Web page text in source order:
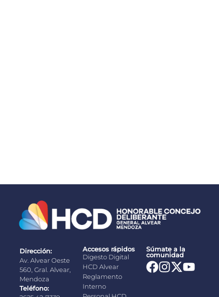
Dirección:
Av. Alvear Oeste
560, Gral. Alvear,
Mendoza
Teléfono:
Accesos rápidos
Digesto Digital
HCD Alvear
Reglamento
Interno
Súmate a la
comunidad